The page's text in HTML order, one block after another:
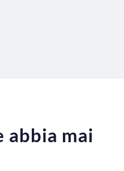
abbia mai